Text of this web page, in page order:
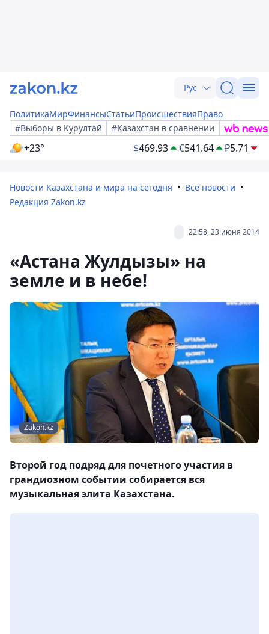
Рус
ПолитикаМирФинансыСтатьиПроисшествияПраво
#Выборы в Курултай
#Казахстан в сравнении
+23° $469.93 €541.64 ₽5.71
Новости Казахстана и мира на сегодня
Все новости
Редакция Zakon.kz
22:58, 23 июня 2014
«Астана Жулдызы» на
земле и в небе!
Zakon.kz
Второй год подряд для почетного участия в
грандиозном событии собирается вся
музыкальная элита Казахстана.